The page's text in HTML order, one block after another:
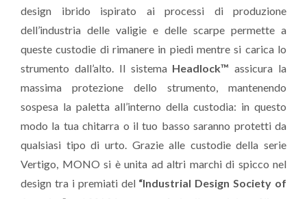
design ibrido ispirato ai processi di produzione
dell’industria delle valigie e delle scarpe permette a
queste custodie di rimanere in piedi mentre si carica lo
strumento dall’alto. Il sistema Headlock™ assicura la
massima protezione dello strumento, mantenendo
sospesa la paletta all’interno della custodia: in questo
modo la tua chitarra o il tuo basso saranno protetti da
qualsiasi tipo di urto. Grazie alle custodie della serie
Vertigo, MONO si è unita ad altri marchi di spicco nel
design tra i premiati del “Industrial Design Society of